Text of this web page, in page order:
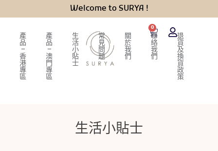
Welcome to SURYA !
產
品
–
香
港
專
區
產
品
–
澳
門
專
區
生
活
小
貼
士
常
見
問
題
關
於
我
們
聯
絡
我
們
退
貨
及
換
貨
政
策
0
生活小貼士